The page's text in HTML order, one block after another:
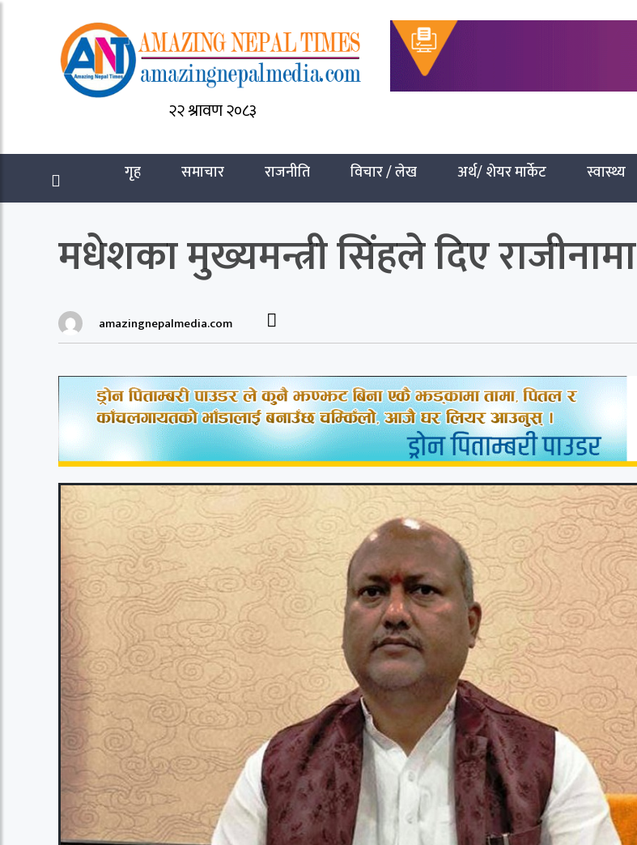
२२ श्रावण २०८३
गृह समाचार राजनीति विचार / लेख अर्थ/ शेयर मार्केट स्वास्थ्य
मधेशका मुख्यमन्त्री सिंहले दिए राजीनामा
amazingnepalmedia.com